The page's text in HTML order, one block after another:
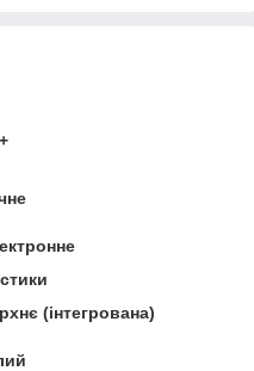
(інтегрована)